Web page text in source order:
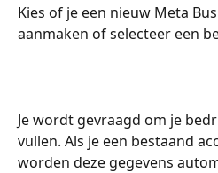
Kies of je een nieuw Meta
aanmaken of selecteer een
Je wordt gevraagd om je
vullen. Als je een bestaand
worden deze gegevens